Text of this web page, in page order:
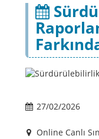
27/02/2026
Online Canlı